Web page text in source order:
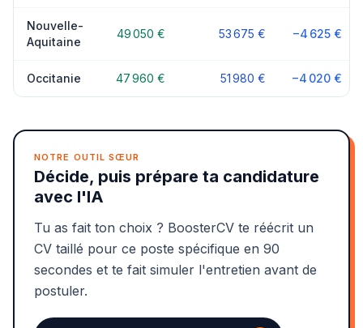
Nouvelle-
Aquitaine
49 050 € 53 675 € −4 625 €
Occitanie 47 960 € 51 980 € −4 020 €
NOTRE OUTIL SŒUR
Décide, puis prépare ta candidature
avec l'IA
Tu as fait ton choix ? BoosterCV te réécrit un
CV taillé pour ce poste spécifique en 90
secondes et te fait simuler l'entretien avant de
postuler.